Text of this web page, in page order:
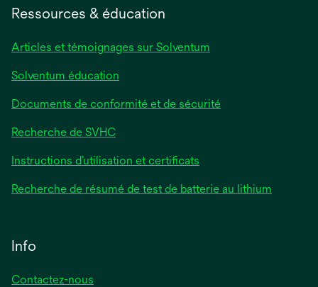
onglet
Ressources & éducation
Articles et témoignages sur Solventum
Solventum éducation
Documents de conformité et de sécurité
Recherche de SVHC
Instructions d’utilisation et certificats
Recherche de résumé de test de batterie au lithium
Info
Contactez-nous